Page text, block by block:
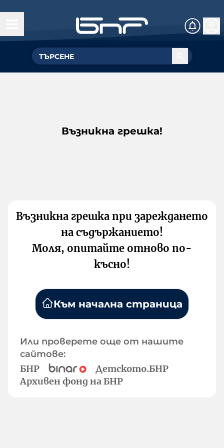
Възникна грешка!
Възникна грешка при зареждането
на съдържанието!
Моля, опитайте отново по-
късно!
Към начална страница
Или проверете още от нашите
сайтове:
БНР
Детското.БНР
Архивен фонд на БНР